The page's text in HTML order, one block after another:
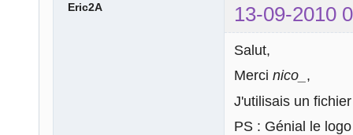
Eric2A 13-09-2010
Salut,
Merci nico_ ,
J'utilisais un
PS : Génial le